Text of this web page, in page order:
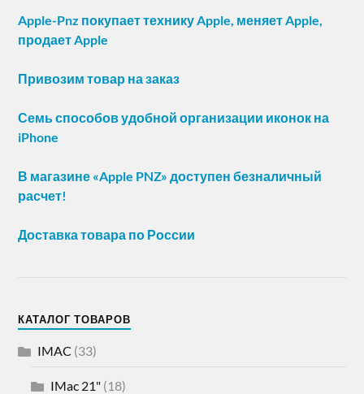
Apple-Pnz покупает технику Apple, меняет Apple,
продает Apple
Привозим товар на заказ
Семь способов удобной организации иконок на
iPhone
В магазине «Apple PNZ» доступен безналичный
расчет!
Доставка товара по России
КАТАЛОГ ТОВАРОВ
IMAC (33)
IMac 21" (18)